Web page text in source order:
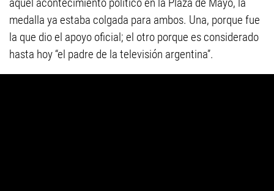
medalla ya estaba colgada para ambos. Una, porque fue
la que dio el apoyo oficial; el otro porque es considerado
hasta hoy “el padre de la televisión argentina”.